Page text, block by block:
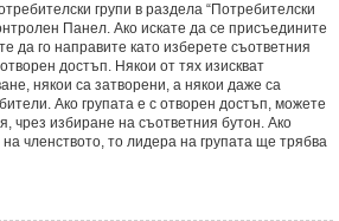
групи в раздела “Потребителски
Панел. Ако искате да се присъедините
да го направите като изберете съответния
достъп. Някои от тях изискват
някои са затворени, а някои даже са
Ако групата е с отворен достъп, можете
чрез избиране на съответния бутон. Ако
членството, то лидера на групата ще трябва